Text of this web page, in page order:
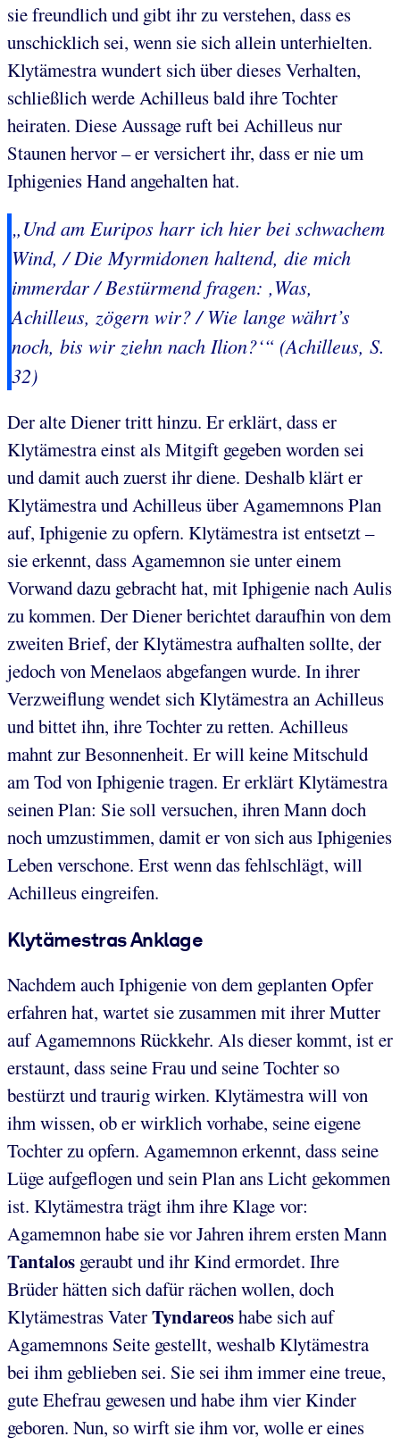
sie freundlich und gibt ihr zu verstehen, dass es
unschicklich sei, wenn sie sich allein unterhielten.
Klytämestra wundert sich über dieses Verhalten,
schließlich werde Achilleus bald ihre Tochter
heiraten. Diese Aussage ruft bei Achilleus nur
Staunen hervor – er versichert ihr, dass er nie um
Iphigenies Hand angehalten hat.
„Und am Euripos harr ich hier bei schwachem
Wind, / Die Myrmidonen haltend, die mich
immerdar / Bestürmend fragen: ‚Was,
Achilleus, zögern wir? / Wie lange währt’s
noch, bis wir ziehn nach Ilion?‘“ (Achilleus, S.
32)
Der alte Diener tritt hinzu. Er erklärt, dass er
Klytämestra einst als Mitgift gegeben worden sei
und damit auch zuerst ihr diene. Deshalb klärt er
Klytämestra und Achilleus über Agamemnons Plan
auf, Iphigenie zu opfern. Klytämestra ist entsetzt –
sie erkennt, dass Agamemnon sie unter einem
Vorwand dazu gebracht hat, mit Iphigenie nach Aulis
zu kommen. Der Diener berichtet daraufhin von dem
zweiten Brief, der Klytämestra aufhalten sollte, der
jedoch von Menelaos abgefangen wurde. In ihrer
Verzweiflung wendet sich Klytämestra an Achilleus
und bittet ihn, ihre Tochter zu retten. Achilleus
mahnt zur Besonnenheit. Er will keine Mitschuld
am Tod von Iphigenie tragen. Er erklärt Klytämestra
seinen Plan: Sie soll versuchen, ihren Mann doch
noch umzustimmen, damit er von sich aus Iphigenies
Leben verschone. Erst wenn das fehlschlägt, will
Achilleus eingreifen.
Klytämestras Anklage
Nachdem auch Iphigenie von dem geplanten Opfer
erfahren hat, wartet sie zusammen mit ihrer Mutter
auf Agamemnons Rückkehr. Als dieser kommt, ist er
erstaunt, dass seine Frau und seine Tochter so
bestürzt und traurig wirken. Klytämestra will von
ihm wissen, ob er wirklich vorhabe, seine eigene
Tochter zu opfern. Agamemnon erkennt, dass seine
Lüge aufgeflogen und sein Plan ans Licht gekommen
ist. Klytämestra trägt ihm ihre Klage vor:
Agamemnon habe sie vor Jahren ihrem ersten Mann
Tantalos geraubt und ihr Kind ermordet. Ihre
Brüder hätten sich dafür rächen wollen, doch
Klytämestras VaterTyndareoshabe sich auf
Agamemnons Seite gestellt, weshalb Klytämestra
bei ihm geblieben sei. Sie sei ihm immer eine treue,
gute Ehefrau gewesen und habe ihm vier Kinder
geboren. Nun, so wirft sie ihm vor, wolle er eines